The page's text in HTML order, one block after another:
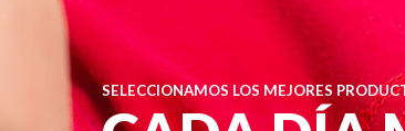
SELECCIONAMOS LOS MEJORES